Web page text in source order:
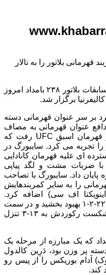
قهرمانی بلاتور را به تالار
، مسابقات بلاتور ۲۳۸ بامداد امروز
بر سر عنوان قهرمانی دسته
مدافع عنوان قهرمانی به مصاف
کریس سایبورگ اسطوره برزیلی و قهرمان اسبق UFC رفت که
تجربه می کرد. سایبورگ در
ای علیه قهرمان کانادایی
با ضربات مشت و لگد پیاپی
پایان داد. سایبورگ با تصاحب
را به سایر کمربندهایش
اف سی) اضافه کرد.
سایبورگ با این برد رکورد خود را به ۲۲-۲-۱ بهبود بخشید و در سمت
مقابل جواهر کانادایی با تحمل این شکست رکوردش به ۱۳-۳ تنزل
که یک مبارزه از مرحله یک
پر وزن بود، دَرِین کالدول
آدام بوریکس را از پیس رو
کند.